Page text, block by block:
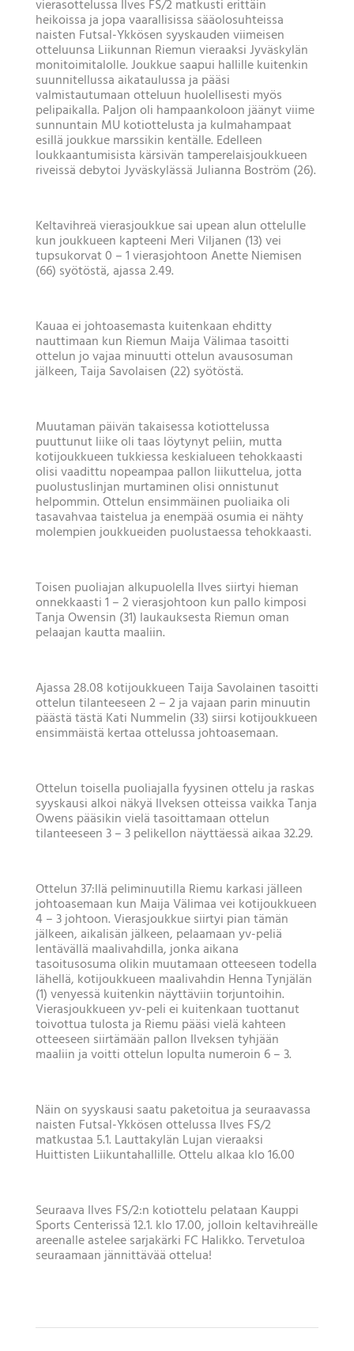
vierasottelussa Ilves FS/2 matkusti erittäin
heikoissa ja jopa vaarallisissa sääolosuhteissa
naisten Futsal-Ykkösen syyskauden viimeisen
otteluunsa Liikunnan Riemun vieraaksi Jyväskylän
monitoimitalolle. Joukkue saapui hallille kuitenkin
suunnitellussa aikataulussa ja pääsi
valmistautumaan otteluun huolellisesti myös
pelipaikalla. Paljon oli hampaankoloon jäänyt viime
sunnuntain MU kotiottelusta ja kulmahampaat
esillä joukkue marssikin kentälle. Edelleen
loukkaantumisista kärsivän tamperelaisjoukkueen
riveissä debytoi Jyväskylässä Julianna Boström (26).
Keltavihreä vierasjoukkue sai upean alun ottelulle
kun joukkueen kapteeni Meri Viljanen (13) vei
tupsukorvat 0 – 1 vierasjohtoon Anette Niemisen
(66) syötöstä, ajassa 2.49.
Kauaa ei johtoasemasta kuitenkaan ehditty
nauttimaan kun Riemun Maija Välimaa tasoitti
ottelun jo vajaa minuutti ottelun avausosuman
jälkeen, Taija Savolaisen (22) syötöstä.
Muutaman päivän takaisessa kotiottelussa
puuttunut liike oli taas löytynyt peliin, mutta
kotijoukkueen tukkiessa keskialueen tehokkaasti
olisi vaadittu nopeampaa pallon liikuttelua, jotta
puolustuslinjan murtaminen olisi onnistunut
helpommin. Ottelun ensimmäinen puoliaika oli
tasavahvaa taistelua ja enempää osumia ei nähty
molempien joukkueiden puolustaessa tehokkaasti.
Toisen puoliajan alkupuolella Ilves siirtyi hieman
onnekkaasti 1 – 2 vierasjohtoon kun pallo kimposi
Tanja Owensin (31) laukauksesta Riemun oman
pelaajan kautta maaliin.
Ajassa 28.08 kotijoukkueen Taija Savolainen tasoitti
ottelun tilanteeseen 2 – 2 ja vajaan parin minuutin
päästä tästä Kati Nummelin (33) siirsi kotijoukkueen
ensimmäistä kertaa ottelussa johtoasemaan.
Ottelun toisella puoliajalla fyysinen ottelu ja raskas
syyskausi alkoi näkyä Ilveksen otteissa vaikka Tanja
Owens pääsikin vielä tasoittamaan ottelun
tilanteeseen 3 – 3 pelikellon näyttäessä aikaa 32.29.
Ottelun 37:llä peliminuutilla Riemu karkasi jälleen
johtoasemaan kun Maija Välimaa vei kotijoukkueen
4 – 3 johtoon. Vierasjoukkue siirtyi pian tämän
jälkeen, aikalisän jälkeen, pelaamaan yv-peliä
lentävällä maalivahdilla, jonka aikana
tasoitusosuma olikin muutamaan otteeseen todella
lähellä, kotijoukkueen maalivahdin Henna Tynjälän
(1) venyessä kuitenkin näyttäviin torjuntoihin.
Vierasjoukkueen yv-peli ei kuitenkaan tuottanut
toivottua tulosta ja Riemu pääsi vielä kahteen
otteeseen siirtämään pallon Ilveksen tyhjään
maaliin ja voitti ottelun lopulta numeroin 6 – 3.
Näin on syyskausi saatu paketoitua ja seuraavassa
naisten Futsal-Ykkösen ottelussa Ilves FS/2
matkustaa 5.1. Lauttakylän Lujan vieraaksi
Huittisten Liikuntahallille. Ottelu alkaa klo 16.00
Seuraava Ilves FS/2:n kotiottelu pelataan Kauppi
Sports Centerissä 12.1. klo 17.00, jolloin keltavihreälle
areenalle astelee sarjakärki FC Halikko. Tervetuloa
seuraamaan jännittävää ottelua!